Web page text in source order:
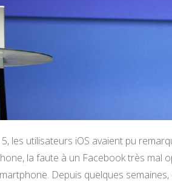
les utilisateurs iOS avaient pu
la faute à un Facebook très mal
Depuis quelques